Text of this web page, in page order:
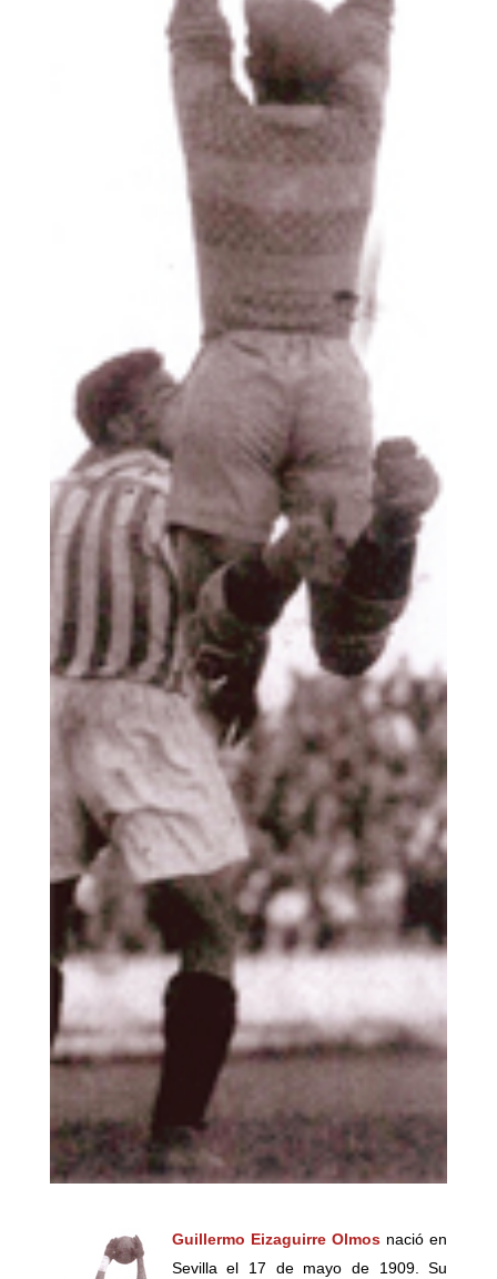
Guillermo Eizaguirre Olmos nació en
Sevilla el 17 de mayo de 1909. Su